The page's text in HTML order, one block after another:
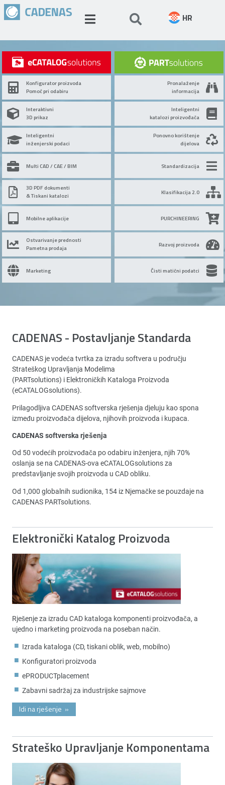
HR
Konfigurator proizvoda
Pomoć pri odabiru
Interaktivni
3D prikaz
Inteligentni
inženjerski podaci
Multi CAD / CAE / BIM
3D PDF dokumenti
& Tiskani katalozi
Mobilne aplikacije
Ostvarivanje prednosti
Pametna prodaja
Marketing
Pronalaženje
informacija
Inteligentni
katalozi proizvođača
Ponovno korištenje
dijelova
Standardizacija
Klasifikacija 2.0
PURCHINEERING
Razvoj proizvoda
Čisti matični podatci
CADENAS - Postavljanje Standarda
CADENAS je vodeća tvrtka za izradu softvera u području
Strateškog Upravljanja Modelima
(PARTsolutions) i Elektroničkih Kataloga Proizvoda
(eCATALOGsolutions).
Prilagodljiva CADENAS softverska rješenja djeluju kao spona
između proizvođača dijelova, njihovih proizvoda i kupaca.
CADENAS softverska rješenja
Od 50 vodećih proizvođača po odabiru inženjera, njih 70%
oslanja se na CADENAS-ova eCATALOGsolutions za
predstavljanje svojih proizvoda u CAD obliku.
Od 1,000 globalnih sudionika, 154 iz Njemačke se pouzdaje na
CADENAS PARTsolutions.
Elektronički Katalog Proizvoda
Rješenje za izradu CAD kataloga komponenti proizvođača, a
ujedno i marketing proizvoda na poseban način.
Izrada kataloga (CD, tiskani oblik, web, mobilno)
Konfiguratori proizvoda
ePRODUCTplacement
Zabavni sadržaj za industrijske sajmove
Idi na rješenje »
Strateško Upravljanje Komponentama